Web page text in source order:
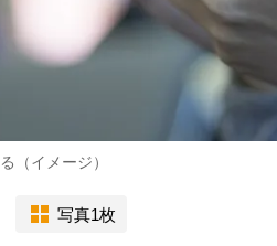
（イメージ）
写真1枚